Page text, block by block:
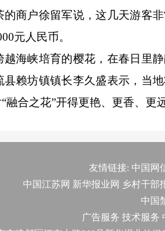
商户徐留军说，这几天游客
元人民币。
峡培育的樱花，在春日里静
赖坊镇镇长李久盛表示，当
合之花”开得更艳、更香、更
友情链接: 中国网
中国江苏网 新华报业网 乡村干部
中国
广告服务 技术服务